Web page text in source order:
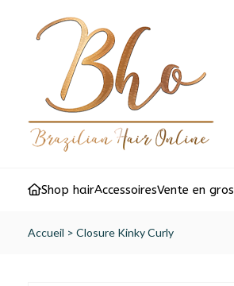
Shop hairAccessoiresVente en gros
Accueil > Closure Kinky Curly